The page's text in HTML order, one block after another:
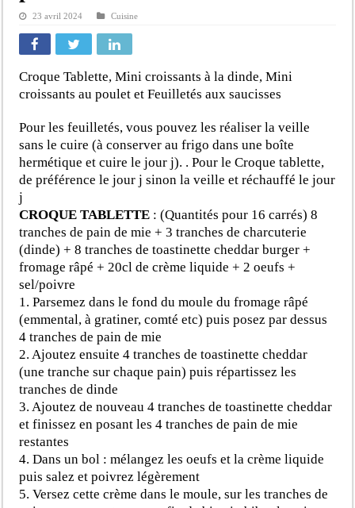
23 avril 2024 Cuisine
Croque Tablette, Mini croissants à la dinde, Mini
croissants au poulet et Feuilletés aux saucisses
Pour les feuilletés, vous pouvez les réaliser la veille
sans le cuire (à conserver au frigo dans une boîte
hermétique et cuire le jour j). . Pour le Croque tablette,
de préférence le jour j sinon la veille et réchauffé le jour
j
CROQUE TABLETTE : (Quantités pour 16 carrés)8
tranches de pain de mie + 3 tranches de charcuterie
(dinde) + 8 tranches de toastinette cheddar burger +
fromage râpé + 20cl de crème liquide + 2 oeufs +
sel/poivre
1. Parsemez dans le fond du moule du fromage râpé
(emmental, à gratiner, comté etc) puis posez par dessus
4 tranches de pain de mie
2. Ajoutez ensuite 4 tranches de toastinette cheddar
(une tranche sur chaque pain) puis répartissez les
tranches de dinde
3. Ajoutez de nouveau 4 tranches de toastinette cheddar
et finissez en posant les 4 tranches de pain de mie
restantes
4. Dans un bol : mélangez les oeufs et la crème liquide
puis salez et poivrez légèrement
5. Versez cette crème dans le moule, sur les tranches de